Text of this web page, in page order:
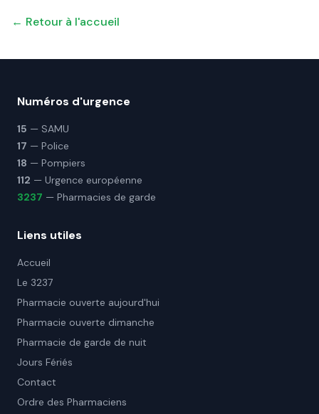
← Retour à l'accueil
Numéros d'urgence
15 — SAMU
17 — Police
18 — Pompiers
112 — Urgence européenne
3237 — Pharmacies de garde
Liens utiles
Accueil
Le 3237
Pharmacie ouverte aujourd'hui
Pharmacie ouverte dimanche
Pharmacie de garde de nuit
Jours Fériés
Contact
Ordre des Pharmaciens